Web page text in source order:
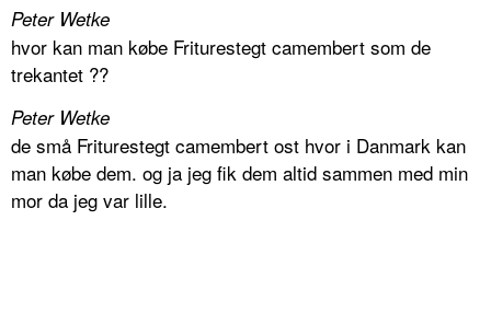
Peter Wetke
hvor kan man købe Friturestegt camembert som de
trekantet ??
Peter Wetke
de små Friturestegt camembert ost hvor i Danmark kan
man købe dem. og ja jeg fik dem altid sammen med min
mor da jeg var lille.